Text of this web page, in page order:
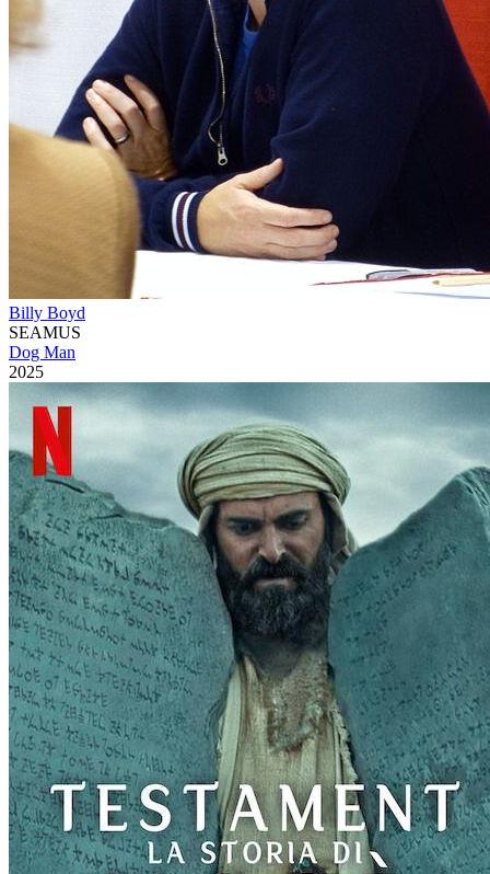
Billy Boyd
SEAMUS
Dog Man
2025